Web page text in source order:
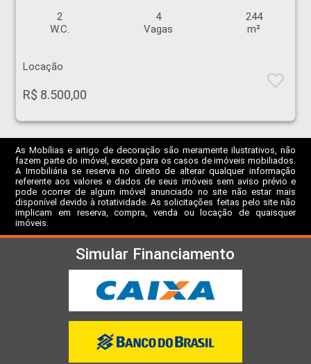
2
W.C.
4
Vagas
244
m²
Locação
R$ 8.500,00
As Mobílias e artigo de decoração são meramente ilustrativos, não
fazem parte do imóvel, exceto para os casos de imóveis mobiliados.
A Imobiliária se reserva no direito de alterar qualquer informação
referente aos valores e dados de seus imóveis sem aviso prévio e
pode ocorrer de algum imóvel anunciado no site não estar mais
disponível devido à rotatividade. As solicitações feitas pelo site não
implicam em reserva, compra, venda ou locação de quaisquer
imóveis.
Simular Financiamento